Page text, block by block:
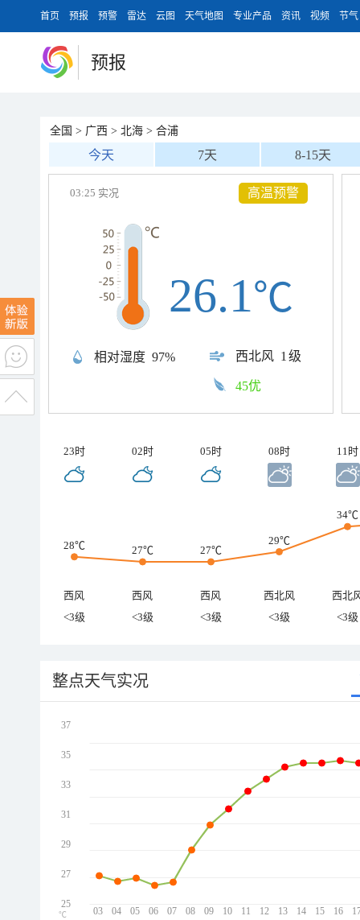
首页 预报 预警 雷达 云图 天气地图 专业产品 资讯 视频 节气
预报
全国 > 广西 > 北海 > 合浦
今天 7天 8-15天
高温预警
03:25 实况
相对湿度 97% 西北风 1级
26.1℃
45优
23时 02时 05时 08时 11时
28℃ 27℃ 27℃
29℃
34℃
西风 西风 西风 西北风
西北
<3级
<3级 <3级 <3级 <3级
整点天气实况
03 04 05 06 07 08 09 10 11 12 13 14 15 16
37
35
33
31
29
27
25
℃